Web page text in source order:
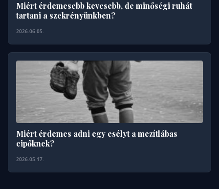
Miért érdemesebb kevesebb, de minőségi ruhát
tartani a szekrényünkben?
2026.06.05.
Miért érdemes adni egy esélyt a mezítlábas
cipőknek?
2026.05.17.